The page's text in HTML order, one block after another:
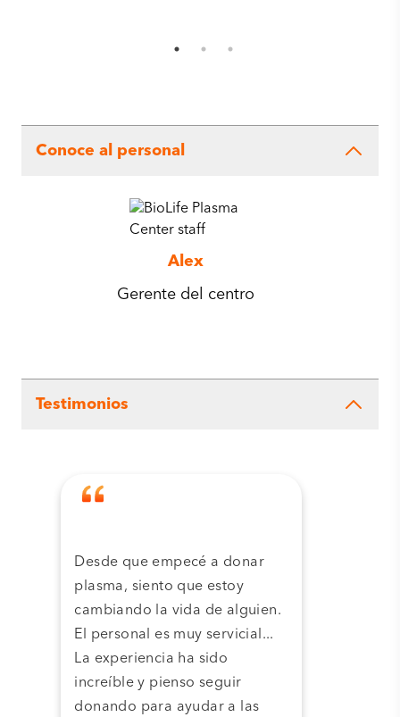
Conoce al personal
Alex
Gerente del centro
Testimonios
Desde que empecé a donar
plasma, siento que estoy
cambiando la vida de alguien.
El personal es muy servicial...
La experiencia ha sido
increíble y pienso seguir
donando para ayudar a las